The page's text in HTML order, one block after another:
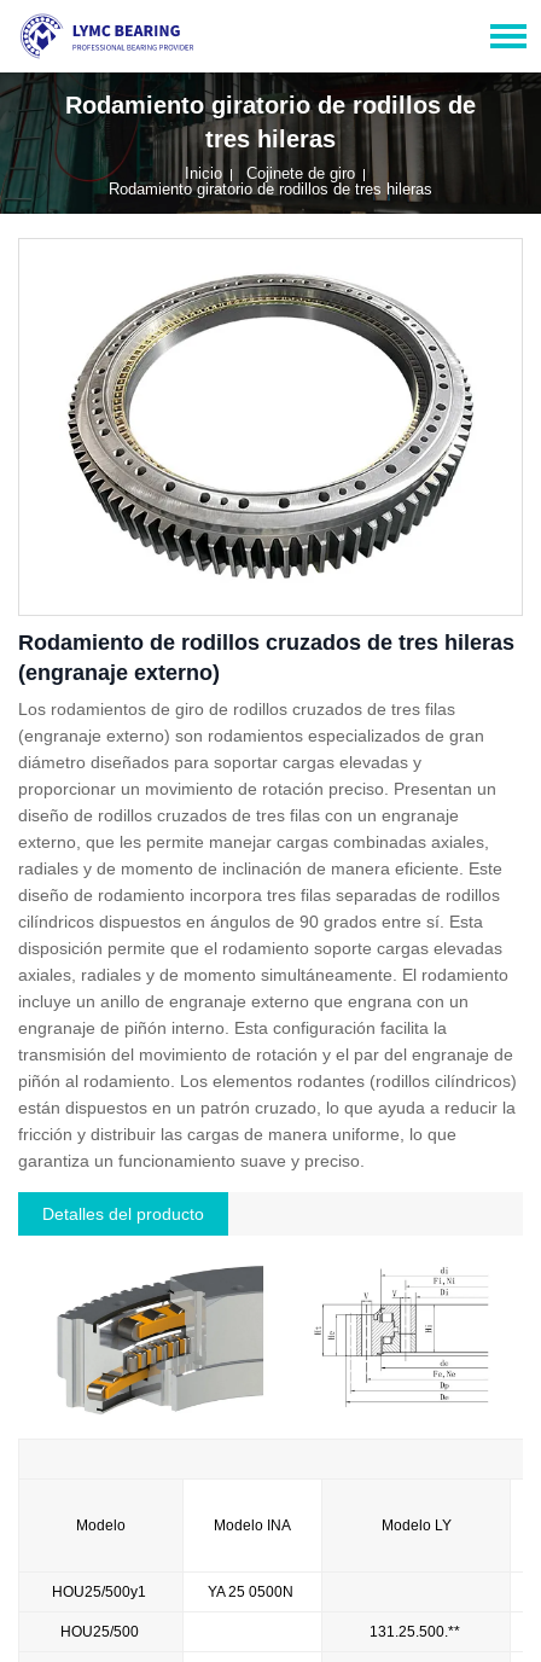
Rodamiento giratorio de rodillos de
tres hileras
Inicio
Cojinete de giro
Rodamiento giratorio de rodillos de tres hileras
Rodamiento de rodillos cruzados de tres hileras
(engranaje externo)
Los rodamientos de giro de rodillos cruzados de tres filas
(engranaje externo) son rodamientos especializados de gran
diámetro diseñados para soportar cargas elevadas y
proporcionar un movimiento de rotación preciso. Presentan un
diseño de rodillos cruzados de tres filas con un engranaje
externo, que les permite manejar cargas combinadas axiales,
radiales y de momento de inclinación de manera eficiente. Este
diseño de rodamiento incorpora tres filas separadas de rodillos
cilíndricos dispuestos en ángulos de 90 grados entre sí. Esta
disposición permite que el rodamiento soporte cargas elevadas
axiales, radiales y de momento simultáneamente. El rodamiento
incluye un anillo de engranaje externo que engrana con un
engranaje de piñón interno. Esta configuración facilita la
transmisión del movimiento de rotación y el par del engranaje de
piñón al rodamiento. Los elementos rodantes (rodillos cilíndricos)
están dispuestos en un patrón cruzado, lo que ayuda a reducir la
fricción y distribuir las cargas de manera uniforme, lo que
garantiza un funcionamiento suave y preciso.
Detalles del producto
Modelo Modelo INA Modelo LY
HOU25/500y1 YA 25 0500N
HOU25/500 131.25.500.**